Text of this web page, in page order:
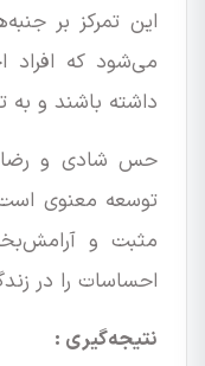
این تمرکز بر
می‌شود که
داشته باشند و به
حس شادی و
توسعه معنوی
مثبت و
احساسات را در
نتیجه‌گیری :